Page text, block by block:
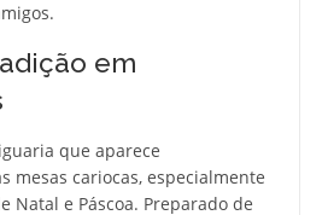
em
que aparece
mesas cariocas, especialmente
Natal e Páscoa. Preparado de